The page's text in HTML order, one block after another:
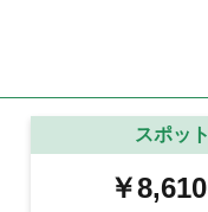
スポット
￥8,610